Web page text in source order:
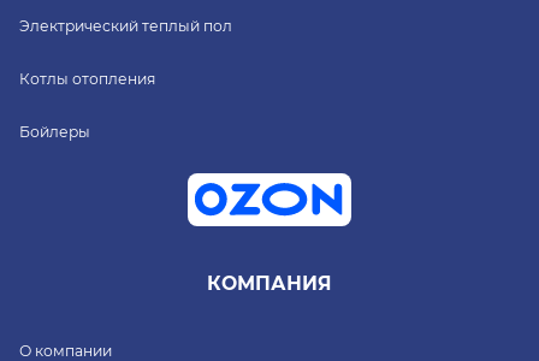
Электрический теплый пол
Котлы отопления
Бойлеры
КОМПАНИЯ
О компании